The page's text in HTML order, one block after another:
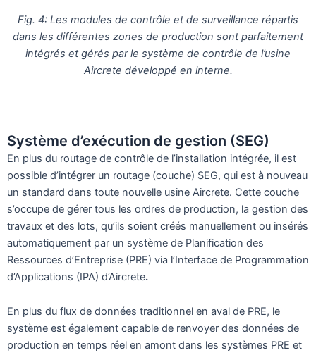
Fig. 4: Les modules de contrôle et de surveillance répartis
dans les différentes zones de production sont parfaitement
intégrés et gérés par le système de contrôle de l’usine
Aircrete développé en interne.
Système d’exécution de gestion (SEG)
En plus du routage de contrôle de l’installation intégrée, il est
possible d’intégrer un routage (couche) SEG, qui est à nouveau
un standard dans toute nouvelle usine Aircrete. Cette couche
s’occupe de gérer tous les ordres de production, la gestion des
travaux et des lots, qu’ils soient créés manuellement ou insérés
automatiquement par un système de Planification des
Ressources d’Entreprise (PRE) via l’Interface de Programmation
d’Applications (IPA) d’Aircrete.
En plus du flux de données traditionnel en aval de PRE, le
système est également capable de renvoyer des données de
production en temps réel en amont dans les systèmes PRE et